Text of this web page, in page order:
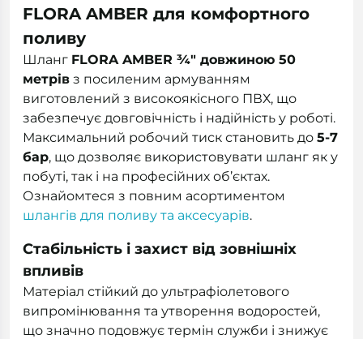
FLORA AMBER для комфортного
поливу
Шланг FLORA AMBER ¾" довжиною 50
метрів з посиленим армуванням
виготовлений з високоякісного ПВХ, що
забезпечує довговічність і надійність у роботі.
Максимальний робочий тиск становить до 5-7
бар, що дозволяє використовувати шланг як у
побуті, так і на професійних об’єктах.
Ознайомтеся з повним асортиментом
шлангів для поливу та аксесуарів.
Стабільність і захист від зовнішніх
впливів
Матеріал стійкий до ультрафіолетового
випромінювання та утворення водоростей,
що значно подовжує термін служби і знижує